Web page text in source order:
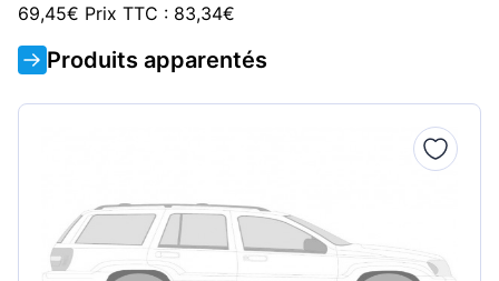
69,45€ Prix TTC : 83,34€
Produits apparentés